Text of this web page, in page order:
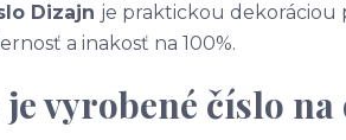
Dizajn je praktickou dekoráciou
a inakosť na 100%.
je vyrobené číslo na